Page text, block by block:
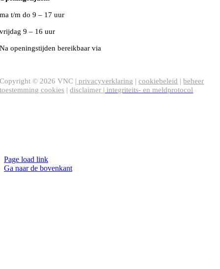
ma t/m do9 – 17 uur
vrijdag 9 – 16 uur
Na openingstijden bereikbaar via
Copyright © 2026VNC | privacyverklaring |cookiebeleid |beheer
toestemming cookies |disclaimer | integriteits- en meldprotocol
Page load link
Ga naar de bovenkant